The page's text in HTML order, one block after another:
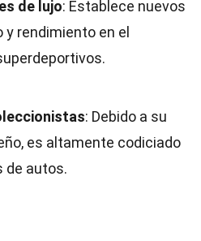
de lujo: Establece nuevos
rendimiento en el
: Debido a su
es altamente codiciado
de autos.